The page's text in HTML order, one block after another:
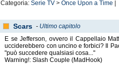
Categoria:Serie TV >Once Upon a Time
Scars - Ultimo capitolo
E se Jefferson, ovvero il Cappellaio
ucciderebbero con uncino e forbici? Il
"può succedere qualsiasi cosa..."
Warning!: Slash Couple (MadHook)